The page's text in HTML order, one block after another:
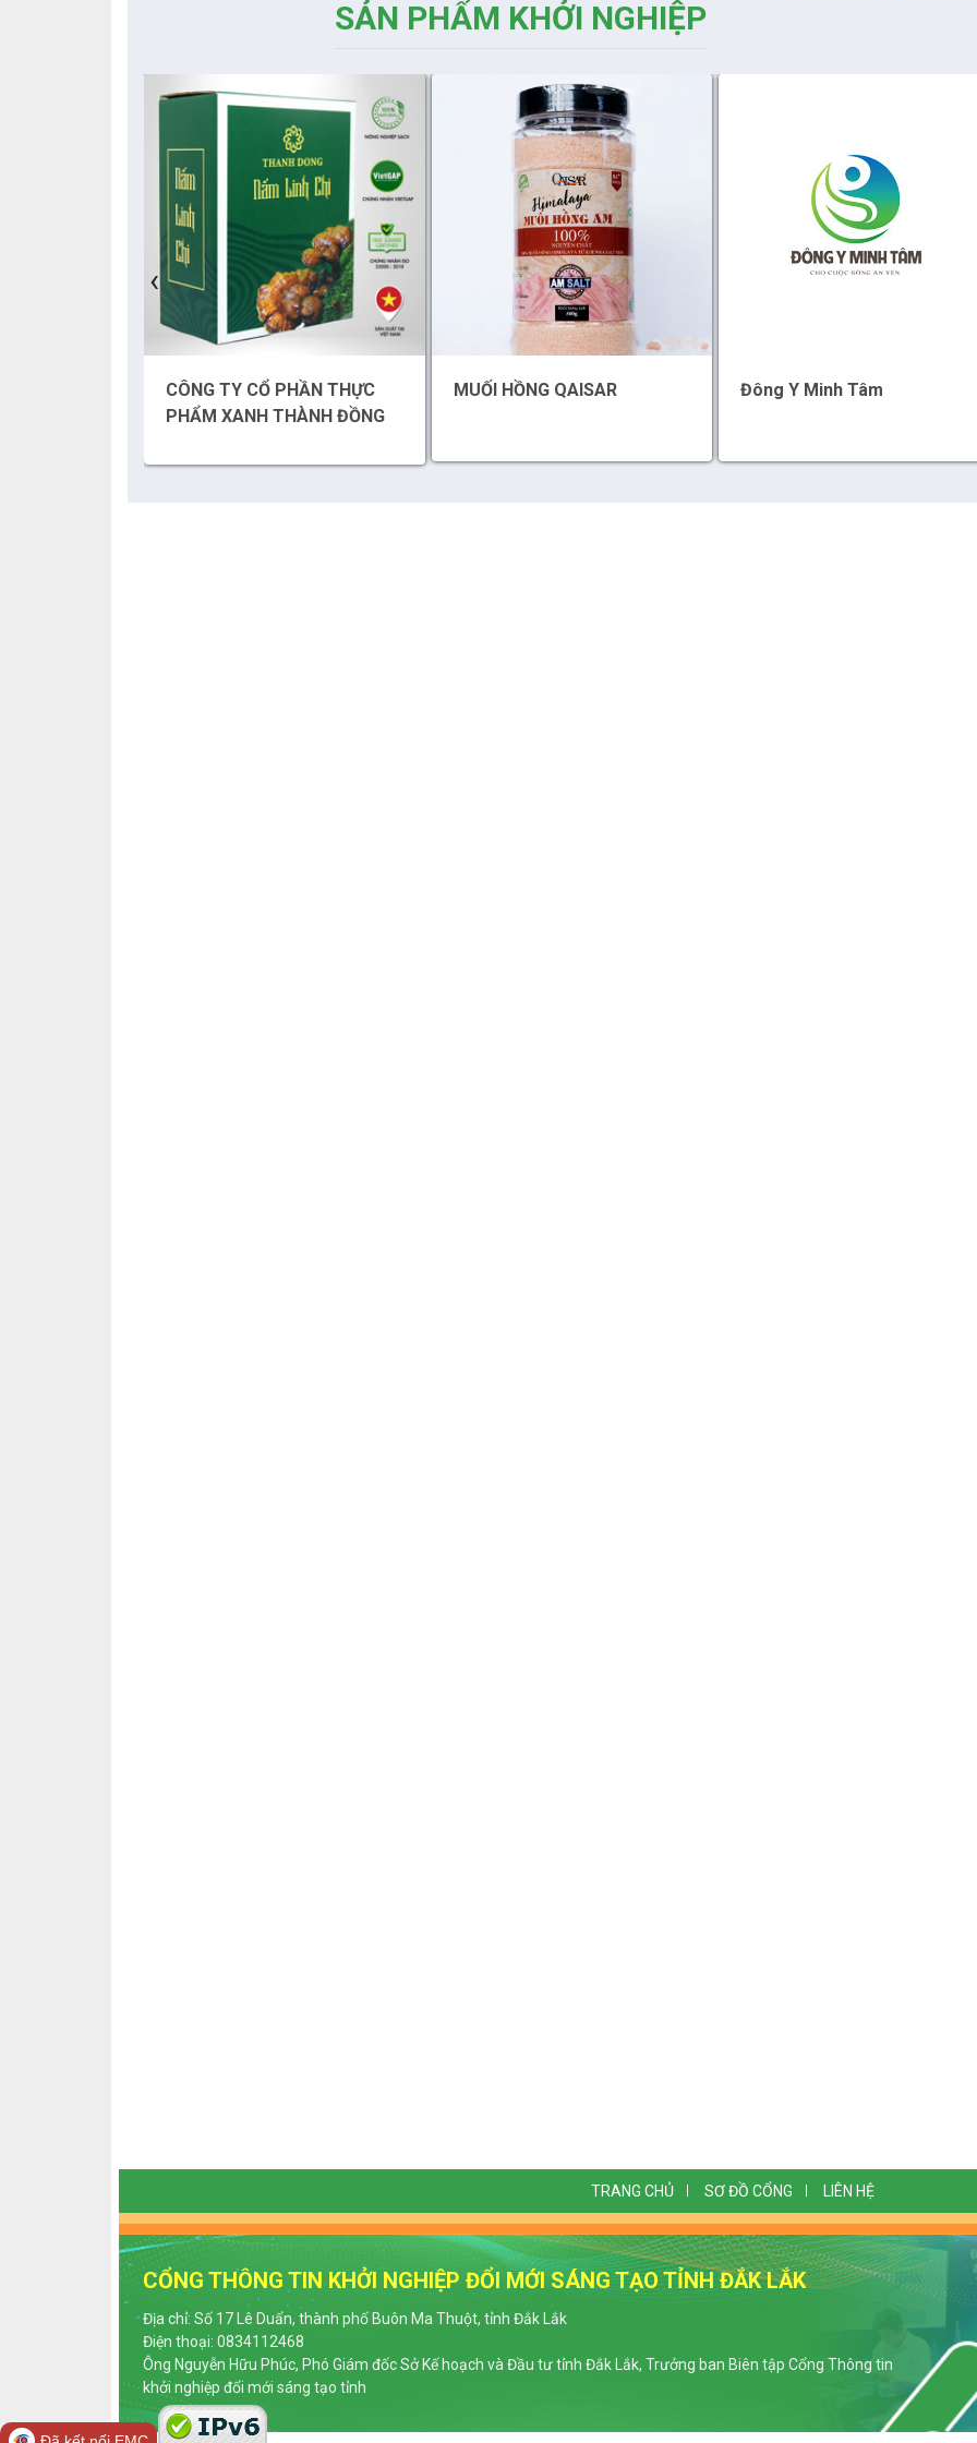
SẢN PHẨM KHỞI NGHIỆP
MUỐI HỒNG QAISAR Đông Y Minh Tâm
Máy bay phun thuốc 3
‹
TRANG CHỦ SƠ ĐỒ CỔNG LIÊN HỆ
CỔNG THÔNG TIN KHỞI NGHIỆP ĐỔI MỚI SÁNG TẠO TỈNH ĐẮK LẮK
Địa chỉ: Số 17 Lê Duẩn, thành phố Buôn Ma Thuột, tỉnh Đắk Lắk
Điện thoại: 0834112468
Ông Nguyễn Hữu Phúc, Phó Giám đốc Sở Kế hoạch và Đầu tư tỉnh Đắk Lắk, Trưởng ban Biên tập Cổng Thông tin
khởi nghiệp đổi mới sáng tạo tỉnh